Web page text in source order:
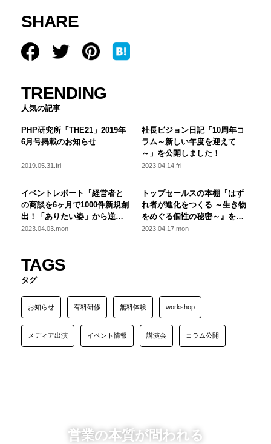
SHARE
TRENDING
人気の記事
PHP研究所「THE21」2019年
6月号掲載のお知らせ
2019.05.31.fri
社長ビジョン日記「10周年コ
ラム～新しい年度を迎えて
～」を公開しました！
2023.04.14.fri
イベントレポート『経営者と
の商談を6ヶ月で1000件新規創
出！「ありたい姿」から逆算
した営業改革の秘訣』を公開
2023.04.03.mon
トップセールスの本棚『はず
れ者が進化をつくる ～生き物
をめぐる個性の秘密～』を公
開しました！
2023.04.17.mon
TAGS
タグ
お知らせ 有料研修 無料体験 workshop
メディア出演 イベント情報 講演会 コラム公開
営業の本質が問われる